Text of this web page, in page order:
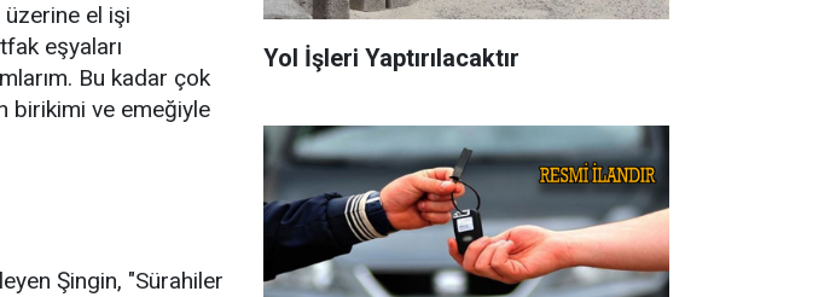
üzerine el işi
eşyaları
Bu kadar çok
birikimi ve emeğiyle
Şingin, "Sürahiler
Yol İşleri Yaptırılacaktır